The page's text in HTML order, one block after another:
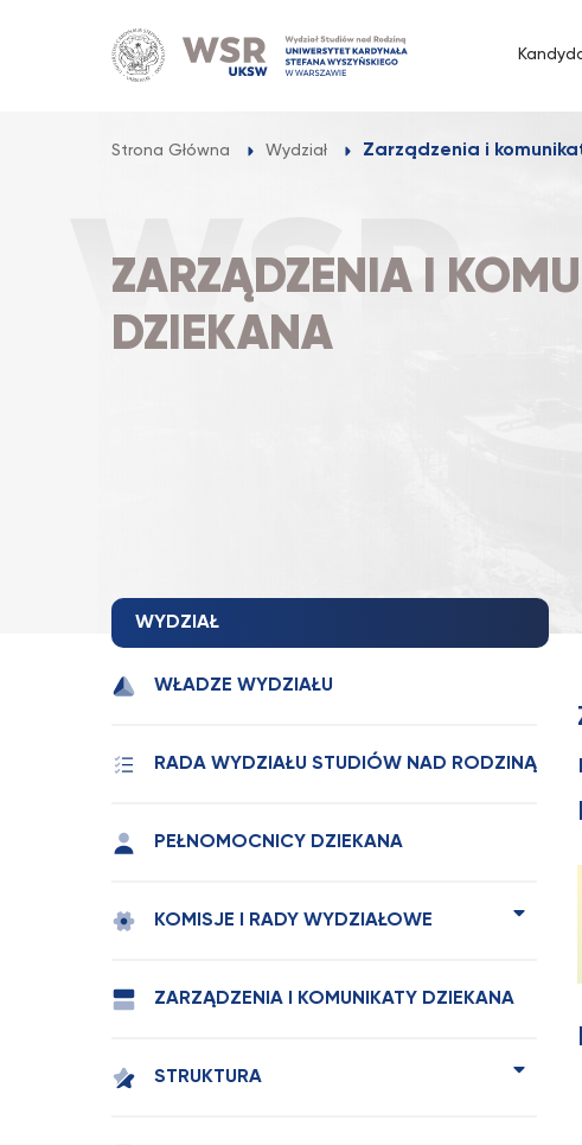
Strona Główna Wydział Zarządzenia i
ZARZĄDZENIA I
DZIEKANA
WYDZIAŁ
WŁADZE WYDZIAŁU
RADA WYDZIAŁU STUDIÓW NAD RODZINĄ
PEŁNOMOCNICY DZIEKANA
KOMISJE I RADY WYDZIAŁOWE
ZARZĄDZENIA I KOMUNIKATY DZIEKANA
STRUKTURA